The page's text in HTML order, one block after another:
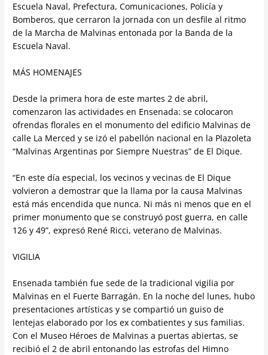
Escuela Naval, Prefectura, Comunicaciones, Policía y
Bomberos, que cerraron la jornada con un desfile al ritmo
de la Marcha de Malvinas entonada por la Banda de la
Escuela Naval.
MÁS HOMENAJES
Desde la primera hora de este martes 2 de abril,
comenzaron las actividades en Ensenada: se colocaron
ofrendas florales en el monumento del edificio Malvinas de
calle La Merced y se izó el pabellón nacional en la Plazoleta
“Malvinas Argentinas por Siempre Nuestras” de El Dique.
“En este día especial, los vecinos y vecinas de El Dique
volvieron a demostrar que la llama por la causa Malvinas
está más encendida que nunca. Ni más ni menos que en el
primer monumento que se construyó post guerra, en calle
126 y 49”, expresó René Ricci, veterano de Malvinas.
VIGILIA
Ensenada también fue sede de la tradicional vigilia por
Malvinas en el Fuerte Barragán. En la noche del lunes, hubo
presentaciones artísticas y se compartió un guiso de
lentejas elaborado por los ex combatientes y sus familias.
Con el Museo Héroes de Malvinas a puertas abiertas, se
recibió el 2 de abril entonando las estrofas del Himno